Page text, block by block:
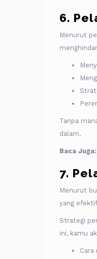
6.
Menurut
Tanpa
dalam.
Baca Juga:
7.
Menurut
yang
Strategi
ini, kamu